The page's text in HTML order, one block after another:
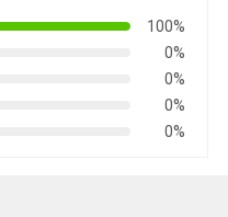
100%
0%
0%
0%
0%